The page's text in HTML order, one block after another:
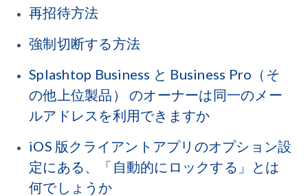
再招待方法
強制切断する方法
Splashtop Business と Business Pro（そ
の他上位製品） のオーナーは同一のメー
ルアドレスを利用できますか
iOS 版クライアントアプリのオプション設
定にある、「自動的にロックする」とは
何でしょうか